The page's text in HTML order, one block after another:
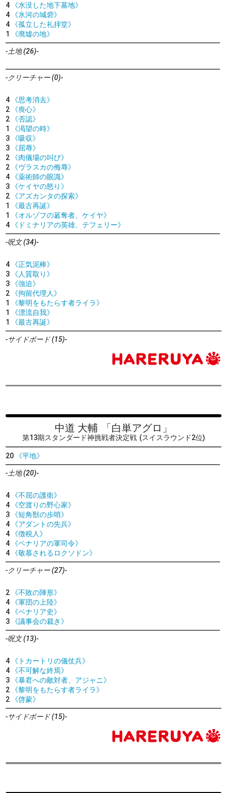
4
《水没した地下墓地》
4
《氷河の城砦》
4
《孤立した礼拝堂》
1
《廃墟の地》
-土地 (26)-
-クリーチャー (0)-
4
《思考消去》
2
《喪心》
2
《否認》
1
《渇望の時》
3
《吸収》
3
《屈辱》
2
《肉儀場の叫び》
2
《ヴラスカの侮辱》
4
《薬術師の眼識》
3
《ケイヤの怒り》
2
《アズカンタの探索》
1
《最古再誕》
1
《オルゾフの簒奪者、ケイヤ》
4
《ドミナリアの英雄、テフェリー》
-呪文 (34)-
4
《正気泥棒》
3
《人質取り》
3
《強迫》
2
《拘留代理人》
1
《黎明をもたらす者ライラ》
1
《漂流自我》
1
《最古再誕》
-サイドボード (15)-
中道 大輔 「白単アグロ」
第13期スタンダード神挑戦者決定戦 (スイスラウンド2位)
20 《平地》
-土地 (20)-
4
《不屈の護衛》
4
《空渡りの野心家》
3
《短角獣の歩哨》
4
《アダントの先兵》
4
《徴税人》
4
《ベナリアの軍司令》
4
《敬慕されるロクソドン》
-クリーチャー (27)-
2
《不敗の陣形》
4
《軍団の上陸》
4
《ベナリア史》
3
《議事会の裁き》
-呪文 (13)-
4
《トカートリの儀仗兵》
4
《不可解な終焉》
3
《暴君への敵対者、アジャニ》
2
《黎明をもたらす者ライラ》
2
《啓蒙》
-サイドボード (15)-